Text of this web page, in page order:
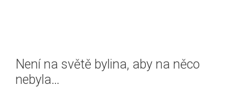
Není na světě bylina, aby na něco
nebyla…